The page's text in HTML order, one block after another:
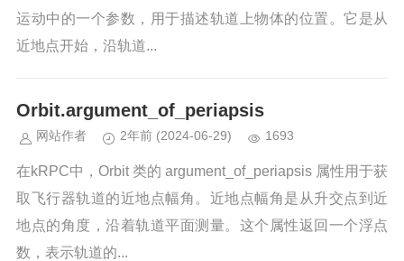
运动中的一个参数，用于描述轨道上物体的位置。它是从
近地点开始，沿轨道...
Orbit.argument_of_periapsis
网站作者 2年前 (2024-06-29) 1693
在kRPC中，Orbit 类的 argument_of_periapsis 属性用于获
取飞行器轨道的近地点幅角。近地点幅角是从升交点到近
地点的角度，沿着轨道平面测量。这个属性返回一个浮点
数，表示轨道的...